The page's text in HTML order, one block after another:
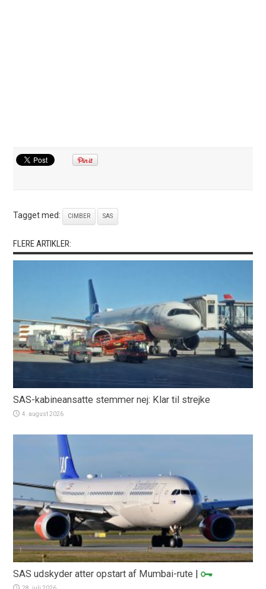
Tagget med: CIMBER SAS
FLERE ARTIKLER:
SAS-kabineansatte stemmer nej: Klar til strejke
4. august 2026
SAS udskyder atter opstart af Mumbai-rute |